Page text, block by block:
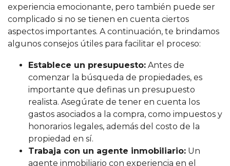
experiencia emocionante, pero también puede ser
complicado si no se tienen en cuenta ciertos
aspectos importantes. A continuación, te brindamos
algunos consejos útiles para facilitar el proceso:
Establece un presupuesto: Antes de
comenzar la búsqueda de propiedades, es
importante que definas un presupuesto
realista. Asegúrate de tener en cuenta los
gastos asociados a la compra, como impuestos y
honorarios legales, además del costo de la
propiedad en sí.
Trabaja con un agente inmobiliario: Un
agente inmobiliario con experiencia en el